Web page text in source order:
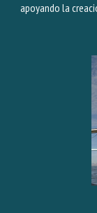
apoyando la